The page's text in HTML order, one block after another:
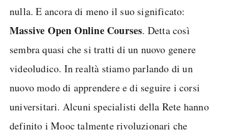
nulla. E ancora di meno il suo significato:
Massive Open Online Courses. Detta così
sembra quasi che si tratti di un nuovo genere
videoludico. In realtà stiamo parlando di un
nuovo modo di apprendere e di seguire i corsi
universitari. Alcuni specialisti della Rete hanno
definito i Mooc talmente rivoluzionari che